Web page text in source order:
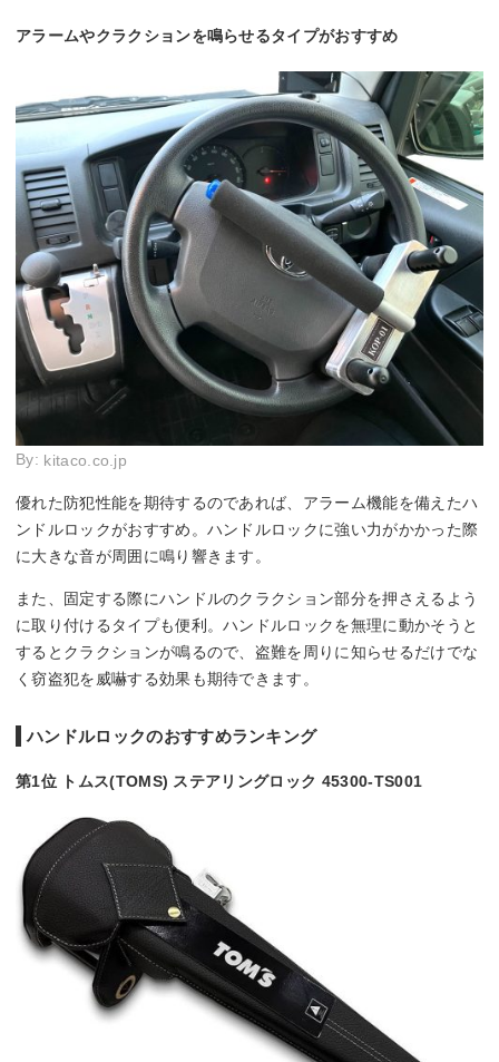
アラームやクラクションを鳴らせるタイプがおすすめ
By: kitaco.co.jp
優れた防犯性能を期待するのであれば、アラーム機能を備えたハ
ンドルロックがおすすめ。ハンドルロックに強い力がかかった際
に大きな音が周囲に鳴り響きます。
また、固定する際にハンドルのクラクション部分を押さえるよう
に取り付けるタイプも便利。ハンドルロックを無理に動かそうと
するとクラクションが鳴るので、盗難を周りに知らせるだけでな
く窃盗犯を威嚇する効果も期待できます。
ハンドルロックのおすすめランキング
第1位 トムス(TOMS) ステアリングロック 45300-TS001